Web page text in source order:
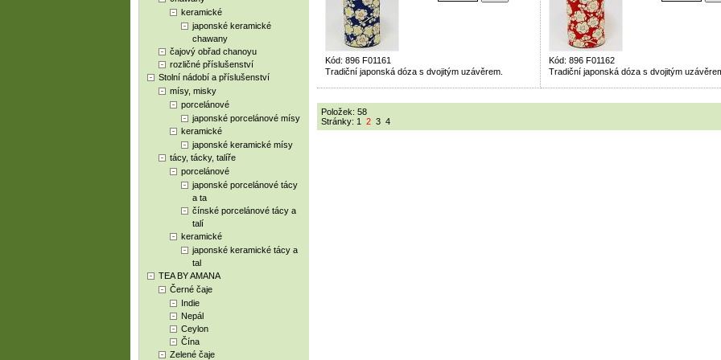
keramické
japonské keramické
chawany
čajový obřad chanoyu
rozličné příslušenství
Stolní nádobí a příslušenství
mísy, misky
porcelánové
japonské porcelánové mísy
keramické
japonské keramické mísy
tácy, tácky, talíře
porcelánové
japonské porcelánové tácy
a ta
čínské porcelánové tácy a
talí
keramické
japonské keramické tácy a
tal
TEA BY AMANA
Černé čaje
Indie
Nepál
Ceylon
Čína
Zelené čaje
Kód: 896 F01161
Tradiční japonská dóza s dvojitým uzávěrem.
Kód: 896 F01162
Tradiční japonská dóza s dvojitým
Položek: 58
Stránky: 1 2 3 4